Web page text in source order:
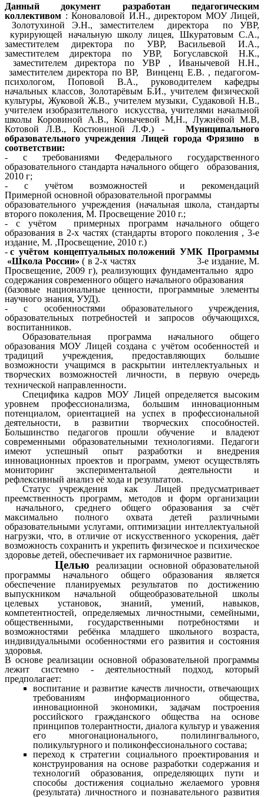
Данный документ разработан педагогическим
коллективом : Коноваловой И.Н., директором МОУ Лицей,
Золотухиной Э.Н., заместителем директора по УВР,
курирующей начальную школу лицея, Шкуратовым С.А.,
заместителем директора по УВР, Васильевой И.А.,
заместителем директора по УВР, Богуславской Н.К.,
заместителем директора по УВР , Иванычевой Н.Н.,
заместителем директора по ВР, Винценц Е.В. , педагогом-
психологом, Поповой В.А., руководителем кафедры
начальных классов, Золотарёвым Б.И., учителем физической
культуры, Жуковой Ж.В., учителем музыки, Судаковой Н.В.,
учителем изобразительного искусства, учителями начальной
школы Коровиной А.В., Конычевой М,Н., Лужнёвой М.В,
Котовой Л.В., Костюниной Л.Ф.) - Муниципального
образовательного учреждения Лицей города Фрязино в
соответствии:
- с требованиями Федерального государственного
образовательного стандарта начального общего образования,
2010 г;
- с учётом возможностей и рекомендаций
Примерной основной образовательной программы
образовательного учреждения (начальная школа, стандарты
второго поколения, М. Просвещение 2010 г.;
- с учётом примерных программ начального общего
образования в 2-х частях (стандарты второго поколения , 3-е
издание, М. ,Просвещение, 2010 г.)
- с учётом концептуальных положений УМК Программы
«Школа России»( в 2-х частях 3-е издание, М.
Просвещение, 2009 г), реализующих фундаментально ядро
содержания современного общего начального образования
(базовые национальные ценности, программные элементы
научного знания, УУД).
- с особенностями образовательного учреждения,
образовательных потребностей и запросов обучающихся,
воспитанников.
Образовательная программа начального общего
образования МОУ Лицей создана с учётом особенностей и
традиций учреждения, предоставляющих большие
возможности учащимся в раскрытии интеллектуальных и
творческих возможностей личности, в первую очередь
технической направленности.
Специфика кадров МОУ Лицей определяется высоким
уровнем профессионализма, большим инновационным
потенциалом, ориентацией на успех в профессиональной
деятельности, в развитии творческих способностей.
Большинство педагогов прошли обучение и владеют
современными образовательными технологиями. Педагоги
имеют успешный опыт разработки и внедрения
инновационных проектов и программ, умеют осуществлять
мониторинг экспериментальной деятельности и
рефлексивный анализ её хода и результатов.
Статус учреждения как Лицей предусматривает
преемственность программ, методов и форм организации
начального, среднего общего образования за счёт
максимально полного охвата детей различными
образовательными услугами, оптимизации интеллектуальной
нагрузки, что, в отличие от искусственного ускорения, даёт
возможность сохранить и укрепить физическое и психическое
здоровье детей, обеспечивает их гармоничное развитие.
Целью
реализации основной образовательной
программы начального общего образования является
обеспечение планируемых результатов по достижению
выпускником начальной общеобразовательной школы
целевых установок, знаний, умений, навыков,
компетентностей, определяемых личностными, семейными,
общественными, государственными потребностями и
возможностями ребёнка младшего школьного возраста,
индивидуальными особенностями его развития и состояния
здоровья.
В основе реализации основной образовательной программы
лежит системно - деятельностный подход, который
предполагает:
воспитание и развитие качеств личности, отвечающих
требованиям информационного общества,
инновационной экономики, задачам построения
российского гражданского общества на основе
принципов толерантности, диалога культур и уважения
его многонационального, полилингвального,
поликультурного и поликонфессионального состава;
переход к стратегии социального проектирования и
конструирования на основе разработки содержания и
технологий образования, определяющих пути и
способы достижения социально желаемого уровня
(результата) личностного и познавательного развития